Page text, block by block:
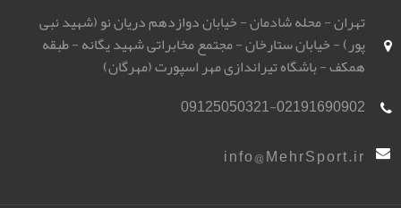
تهران - محله شادمان - خیابان دوازدهم دریان نو (شهید نبی
پور) - خیابان ستارخان - مجتمع مخابراتی شهید یگانه - طبقه
همکف - باشگاه تیراندازی مهر اسپورت (مهرگان)
09125050321-02191690902
info@MehrSport.ir